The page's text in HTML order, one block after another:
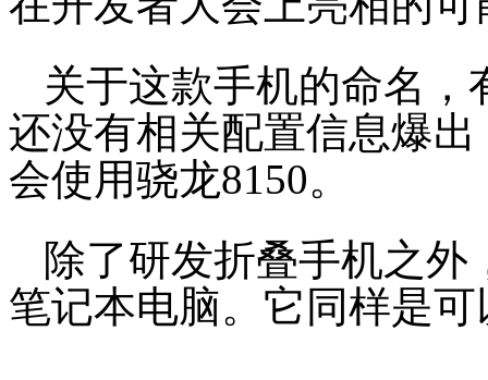
关于这款手机的命名，
还没有相关配置信息爆
会使用骁龙8150。
除了研发折叠手机之
笔记本电脑。它同样是